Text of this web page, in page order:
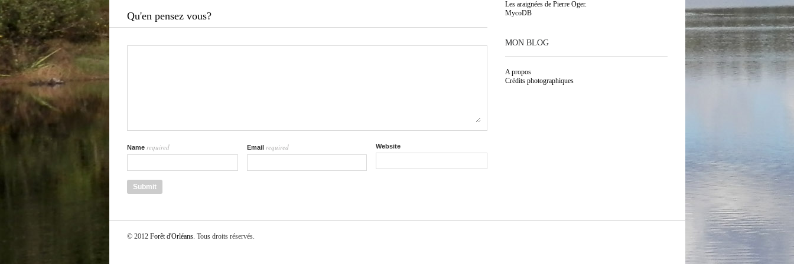
Qu'en pensez vous?
Name required Email required Website
Les araignées de Pierre Oger.
MycoDB
MON BLOG
A propos
Crédits photographiques
© 2012 Forêt d'Orléans. Tous droits réservés.